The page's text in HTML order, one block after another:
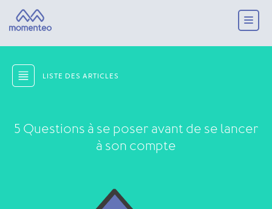
LISTE DES ARTICLES
5 Questions à se poser avant de se lancer
à son compte